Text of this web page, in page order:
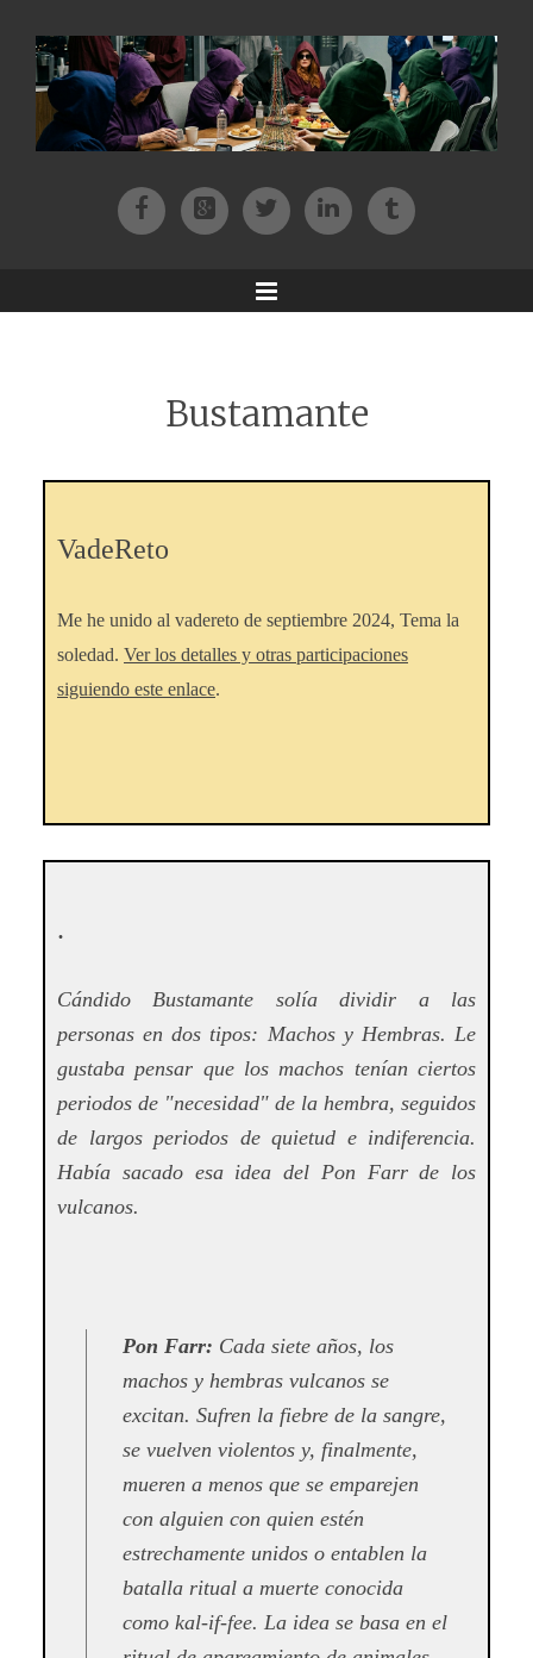
FacebookPatreonTwitterInstagram
Tik-tok
Menu
Bustamante
VadeReto
Me he unido al vadereto de septiembre 2024, Tema la
soledad. Ver los detalles y otras participaciones
siguiendo este enlace.
.
Cándido Bustamante solía dividir a las
personas en dos tipos: Machos y Hembras. Le
gustaba pensar que los machos tenían ciertos
periodos de "necesidad" de la hembra, seguidos
de largos periodos de quietud e indiferencia.
Había sacado esa idea del Pon Farr de los
vulcanos.
Pon Farr: Cada siete años, los
machos y hembras vulcanos se
excitan. Sufren la fiebre de la sangre,
se vuelven violentos y, finalmente,
mueren a menos que se emparejen
con alguien con quien estén
estrechamente unidos o entablen la
batalla ritual a muerte conocida
como kal-if-fee. La idea se basa en el